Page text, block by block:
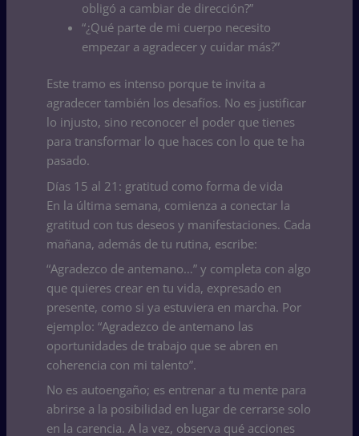
obligó a cambiar de dirección?”
“¿Qué parte de mi cuerpo necesito
empezar a agradecer y cuidar más?”
Este tramo es intenso porque te invita a
agradecer también los desafíos. No es justificar
lo injusto, sino reconocer el poder que tienes
para transformar lo que haces con lo que te ha
pasado.
Días 15 al 21: gratitud como forma de vida
En la última semana, comienza a conectar la
gratitud con tus deseos y manifestaciones. Cada
mañana, además de tu rutina, escribe:
“Agradezco de antemano…” y completa con algo
que quieres crear en tu vida, expresado en
presente, como si ya estuviera en marcha. Por
ejemplo: “Agradezco de antemano las
oportunidades de trabajo que se abren en
coherencia con mi talento”.
No es autoengaño; es entrenar a tu mente para
abrirse a la posibilidad en lugar de cerrarse solo
en la carencia. A la vez, observa qué acciones